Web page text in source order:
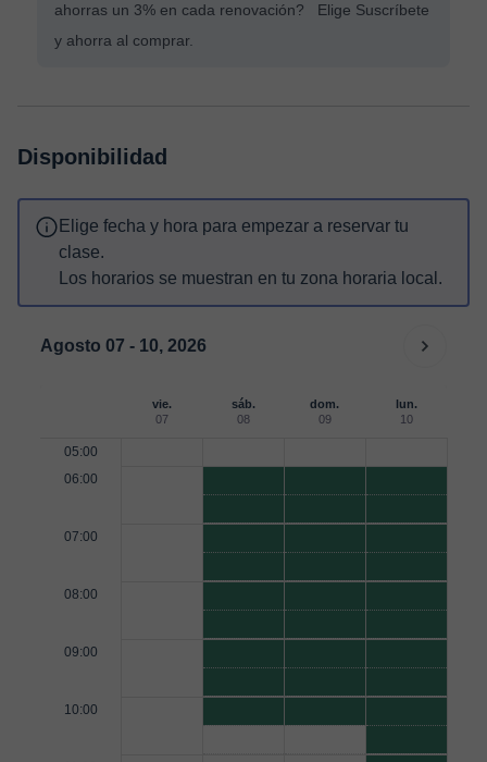
ahorras un 3% en cada renovación? Elige Suscríbete
y ahorra al comprar.
Disponibilidad
Elige fecha y hora para empezar a reservar tu
clase.
Los horarios se muestran en tu zona horaria local.
Agosto 07 - 10, 2026
vie.
07
sáb.
08
dom.
09
lun.
10
05:00
06:00
07:00
08:00
09:00
10:00